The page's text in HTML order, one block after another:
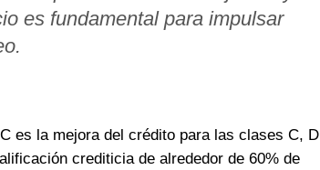
es fundamental para impulsar
es la mejora del crédito para las clases C, D
crediticia de alrededor de 60% de